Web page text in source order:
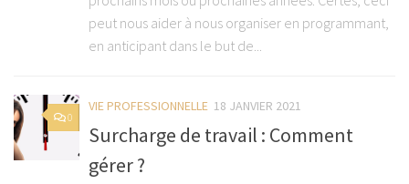
peut nous aider à nous organiser en programmant,
en anticipant dans le but de...
0
VIE PROFESSIONNELLE 18 JANVIER 2021
Surcharge de travail : Comment
gérer ?